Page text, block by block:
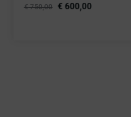
€750,00 € 600,00